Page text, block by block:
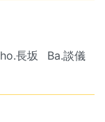
長坂
Ba.談儀